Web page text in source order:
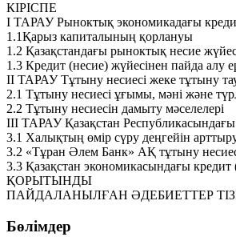
КІРІСПЕ
І ТАРАУ Рыноктық экономикадағы
1.1Қарыз капиталының қорлануы
1.2 Қазақстандағы рыноктық несие
1.3 Кредит (несие) жүйесінен пайда алу
ІІ ТАРАУ Тұтыну несиесі жеке тұтыну
2.1 Тұтыну несиесі ұғымы, мәні және
2.2 Тұтыну несиесін дамыту мәселелері
ІІІ ТАРАУ Қазақстан
3.1 Халықтың өмір сүру деңгейін
3.2 «Тұран Әлем Банк» АҚ тұтыну
3.3 Қазақстан экономикасындағы
ҚОРЫТЫНДЫ
ПАЙДАЛАНЫЛҒАН ӘДЕБИЕТТЕР
Бөлімдер